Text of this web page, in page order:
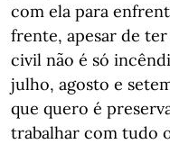
com ela para
frente, apesar de
civil não é só
julho, agosto e
que quero é
trabalhar com tudo